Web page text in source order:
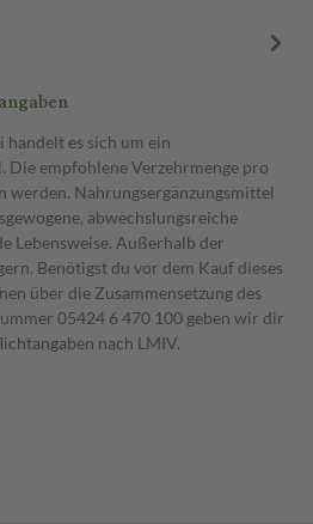
es sich um ein
Die empfohlene Verzehrmenge pro
werden. Nahrungsergänzungsmittel
abwechslungsreiche
Lebensweise. Außerhalb der
Benötigst du vor dem Kauf dieses
über die Zusammensetzung des
05424 6 470 100 geben wir dir
nach LMIV.